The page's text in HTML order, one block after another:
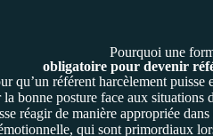
Pourquoi une
obligatoire pour devenir
qu’un référent harcèlement
bonne posture face aux
réagir de manière appropriée
qui sont primordiaux